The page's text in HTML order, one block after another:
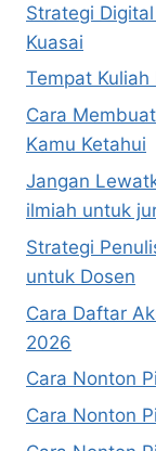
Strategi
Kuasai
Tempat
Cara
Kamu Ketahui
Jangan
ilmiah untuk
Strategi
untuk Dosen
Cara Daftar
2026
Cara Nonton
Cara Nonton